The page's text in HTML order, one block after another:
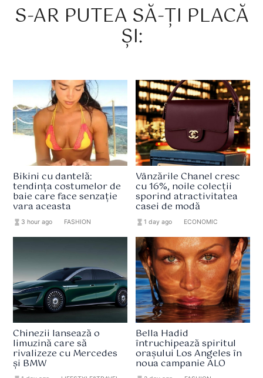
S-AR PUTEA SĂ-ȚI PLACĂ
ȘI:
Bikini cu dantelă:
tendința costumelor de
baie care face senzație
vara aceasta
hourglass_full 3 hour ago FASHION
Vânzările Chanel cresc
cu 16%, noile colecții
sporind atractivitatea
casei de modă
hourglass_full 1 day ago ECONOMIC
Chinezii lansează o
limuzină care să
rivalizeze cu Mercedes
și BMW
Bella Hadid
întruchipează spiritul
orașului Los Angeles în
noua campanie ALO